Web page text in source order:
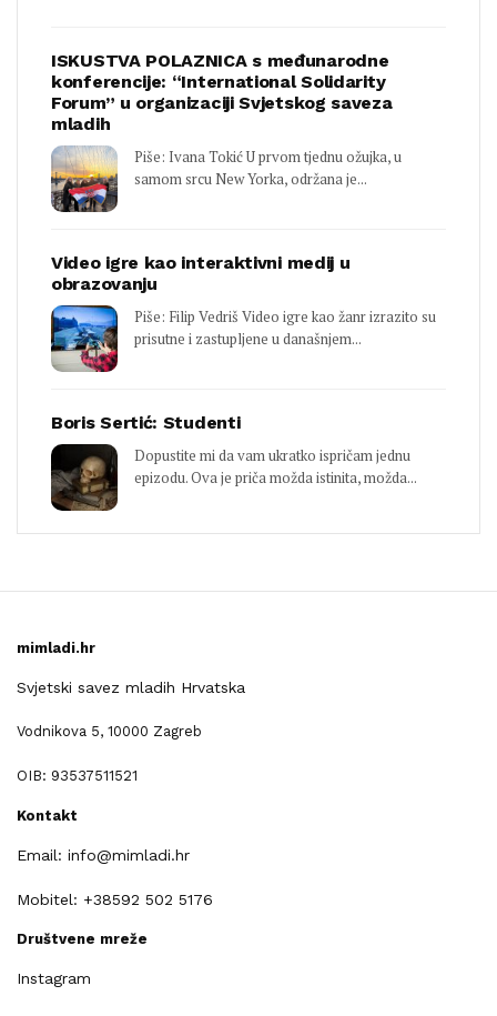
ISKUSTVA POLAZNICA s međunarodne
konferencije: “International Solidarity
Forum” u organizaciji Svjetskog saveza
mladih
Piše: Ivana Tokić U prvom tjednu ožujka, u
samom srcu New Yorka, održana je...
Video igre kao interaktivni medij u
obrazovanju
Piše: Filip Vedriš Video igre kao žanr izrazito su
prisutne i zastupljene u današnjem...
Boris Sertić: Studenti
Dopustite mi da vam ukratko ispričam jednu
epizodu. Ova je priča možda istinita, možda...
mimladi.hr
Svjetski savez mladih Hrvatska
Vodnikova 5, 10000 Zagreb
OIB: 93537511521
Kontakt
Email: info@mimladi.hr
Mobitel: +38592 502 5176
Društvene mreže
Instagram